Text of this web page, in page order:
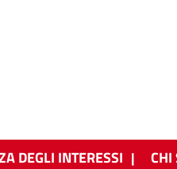
DEGLI INTERESSI CHI